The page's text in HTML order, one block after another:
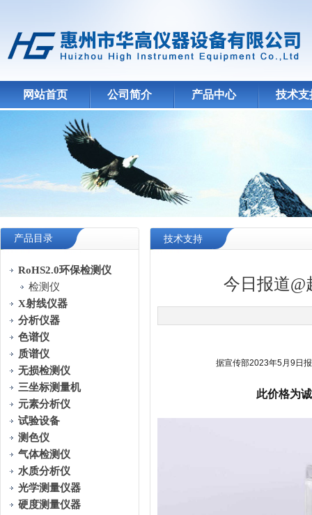
网站首页 公司简介 产品中心 技术支
产品目录
RoHS2.0环保检测仪
检测仪
X射线仪器
分析仪器
色谱仪
质谱仪
无损检测仪
三坐标测量机
元素分析仪
试验设备
测色仪
气体检测仪
水质分析仪
光学测量仪器
硬度测量仪器
技术支持
今日报道@
据宣传部2023年5月9日
此价格为